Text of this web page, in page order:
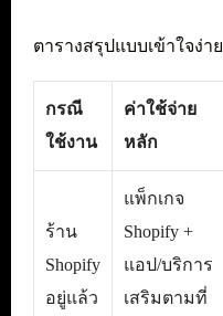
ตารางสรุปแบบเข้าใจง่าย
กรณี
ใช้งาน
ค่าใช้จ่าย
หลัก
ร้าน
Shopify
อยู่แล้ว
แพ็กเกจ
Shopify +
แอป/บริการ
เสริมตามที่